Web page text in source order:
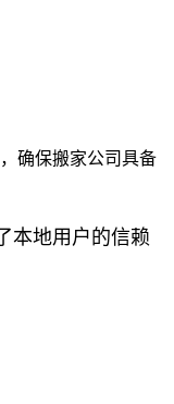
确保搬家公司具备
本地用户的信赖